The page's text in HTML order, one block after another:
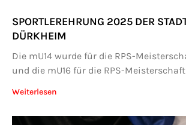
SPORTLEREHRUNG 2025 DER
DÜRKHEIM
Die mU14 wurde für die RPS-
und die mU16 für die RPS-Meisterschaft
Weiterlesen